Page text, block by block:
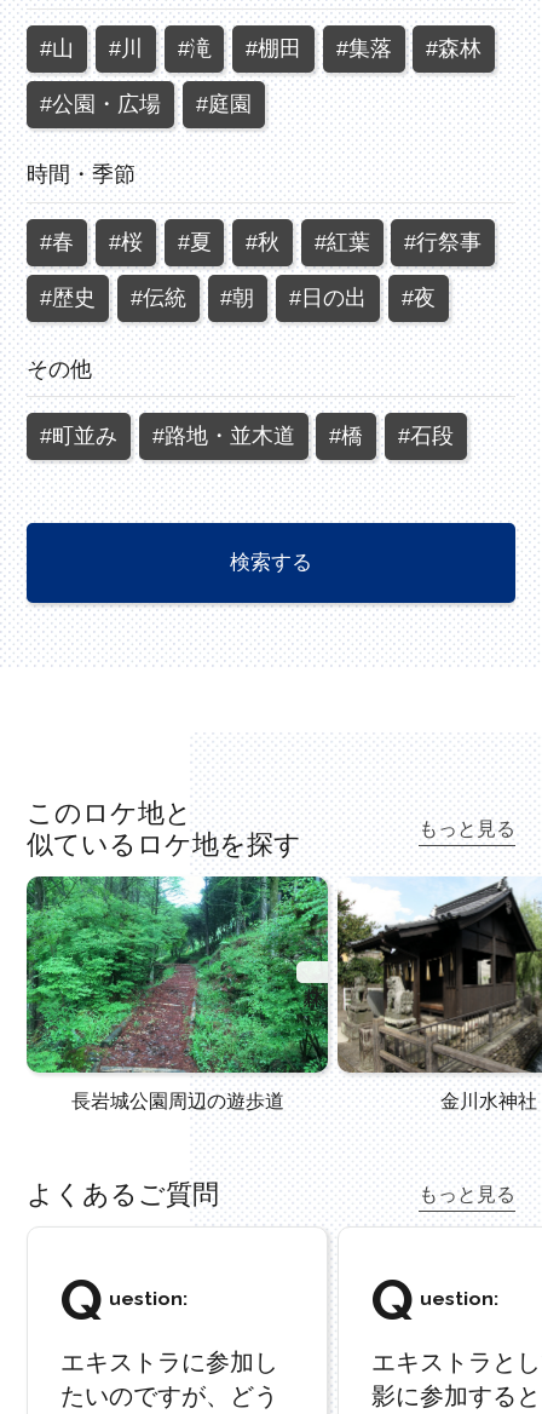
#山 #川 #滝 #棚田 #集落 #森林
#公園・広場 #庭園
時間・季節
#春 #桜 #夏 #秋 #紅葉 #行祭事
#歴史 #伝統 #朝 #日の出 #夜
その他
#町並み #路地・並木道 #橋 #石段
このロケ地と
似ているロケ地を探す
もっと見る
長岩城公園周辺の遊歩道 金川水神社
よくあるご質問 もっと見る
Q uestion:
エキストラに参加し
たいのですが、どう
Q uestion:
エキストラと
影に参加する